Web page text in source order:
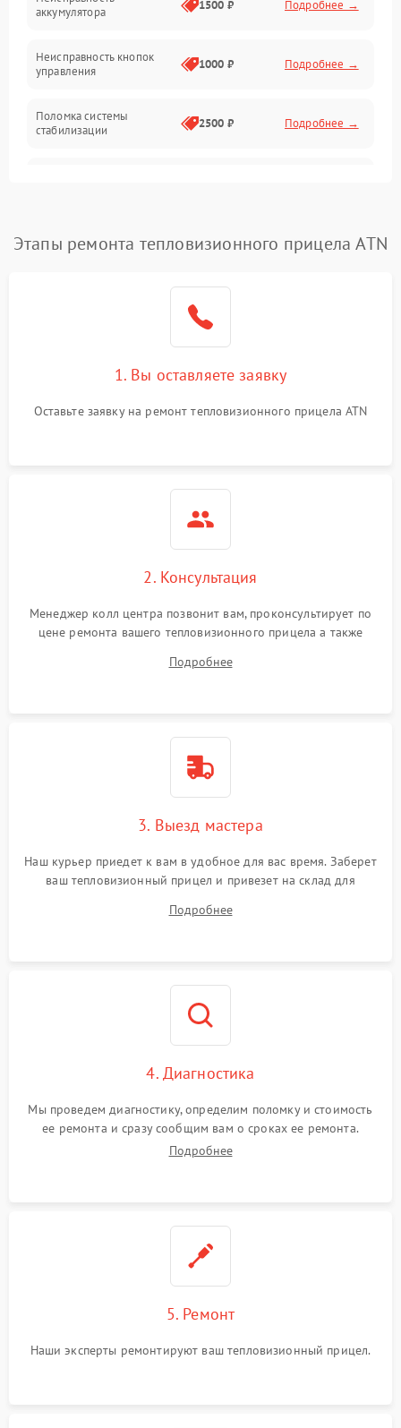
аккумулятора
1500 ₽ Подробнее →
Неисправность кнопок
управления
1000 ₽ Подробнее →
Поломка системы
стабилизации
2500 ₽ Подробнее →
Wi-Fi
1500 ₽ Подробнее →
2000 ₽
1500 ₽
автоматического
1500 ₽ Подробнее →
перенапряжения
1500 ₽
Этапы ремонта тепловизионного прицела ATN
1. Вы оставляете заявку
Оставьте заявку на ремонт тепловизионного прицела ATN
2. Консультация
Менеджер колл центра позвонит вам, проконсультирует по
цене ремонта вашего тепловизионного прицела а также
Подробнее
3. Выезд мастера
Наш курьер приедет к вам в удобное для вас время. Заберет
ваш тепловизионный прицел и привезет на склад для
Подробнее
4. Диагностика
Мы проведем диагностику, определим поломку и стоимость
ее ремонта и сразу сообщим вам о сроках ее ремонта.
Подробнее
5. Ремонт
Наши эксперты ремонтируют ваш тепловизионный прицел.